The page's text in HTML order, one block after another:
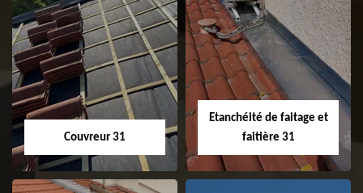
Couvreur 31
Etanchéité de faitage et
faitière 31